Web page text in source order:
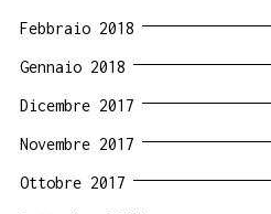
Febbraio 2018
Gennaio 2018
Dicembre 2017
Novembre 2017
Ottobre 2017